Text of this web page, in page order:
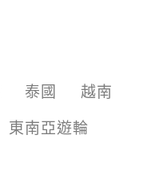
泰國
越南
東南亞遊輪